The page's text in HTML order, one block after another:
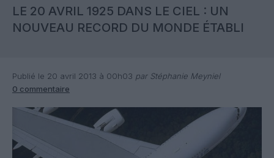
LE 20 AVRIL 1925 DANS LE CIEL : UN
NOUVEAU RECORD DU MONDE ÉTABLI
Publié le 20 avril 2013 à 00h03 par Stéphanie Meyniel
0 commentaire